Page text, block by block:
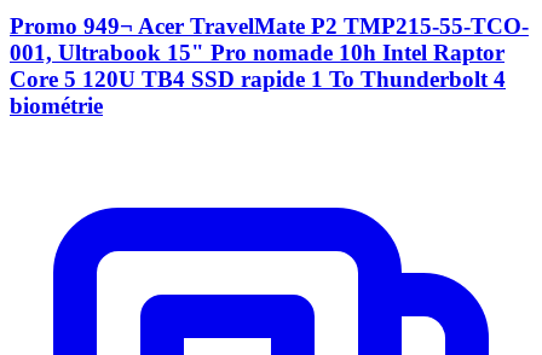
Promo 949¬ Acer TravelMate P2 TMP215-55-TCO-
001, Ultrabook 15" Pro nomade 10h Intel Raptor
Core 5 120U TB4 SSD rapide 1 To Thunderbolt 4
biométrie